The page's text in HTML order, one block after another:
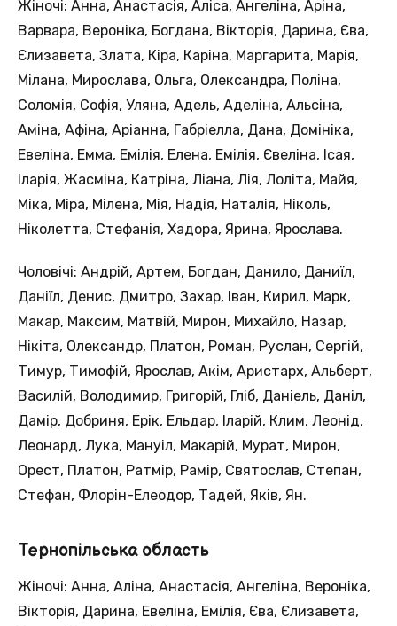
Жіночі: Анна, Анастасія, Аліса, Ангеліна, Аріна,
Варвара, Вероніка, Богдана, Вікторія, Дарина, Єва,
Єлизавета, Злата, Кіра, Каріна, Маргарита, Марія,
Мілана, Мирослава, Ольга, Олександра, Поліна,
Соломія, Софія, Уляна, Адель, Аделіна, Альсіна,
Аміна, Афіна, Аріанна, Габріелла, Дана, Домініка,
Евеліна, Емма, Емілія, Елена, Емілія, Євеліна, Ісая,
Іларія, Жасміна, Катріна, Ліана, Лія, Лоліта, Майя,
Міка, Міра, Мілена, Мія, Надія, Наталія, Ніколь,
Ніколетта, Стефанія, Хадора, Ярина, Ярослава.
Чоловічі: Андрій, Артем, Богдан, Данило, Даниїл,
Даніїл, Денис, Дмитро, Захар, Іван, Кирил, Марк,
Макар, Максим, Матвій, Мирон, Михайло, Назар,
Нікіта, Олександр, Платон, Роман, Руслан, Сергій,
Тимур, Тимофій, Ярослав, Акім, Аристарх, Альберт,
Василій, Володимир, Григорій, Гліб, Даніель, Даніл,
Дамір, Добриня, Ерік, Ельдар, Іларій, Клим, Леонід,
Леонард, Лука, Мануіл, Макарій, Мурат, Мирон,
Орест, Платон, Ратмір, Рамір, Святослав, Степан,
Стефан, Флорін-Елеодор, Тадей, Яків, Ян.
Тернопільська область
Жіночі: Анна, Аліна, Анастасія, Ангеліна, Вероніка,
Вікторія, Дарина, Евеліна, Емілія, Єва, Єлизавета,